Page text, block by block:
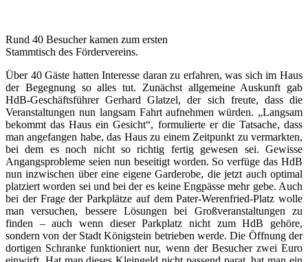
Rund 40 Besucher kamen zum ersten
Stammtisch des Fördervereins.
Über 40 Gäste hatten Interesse daran zu erfahren, was sich im Haus
der Begegnung so alles tut. Zunächst allgemeine Auskunft gab
HdB-Geschäftsführer Gerhard Glatzel, der sich freute, dass die
Veranstaltungen nun langsam Fahrt aufnehmen würden. „Langsam
bekommt das Haus ein Gesicht“, formulierte er die Tatsache, dass
man angefangen habe, das Haus zu einem Zeitpunkt zu vermarkten,
bei dem es noch nicht so richtig fertig gewesen sei. Gewisse
Angangsprobleme seien nun beseitigt worden. So verfüge das HdB
nun inzwischen über eine eigene Garderobe, die jetzt auch optimal
platziert worden sei und bei der es keine Engpässe mehr gebe. Auch
bei der Frage der Parkplätze auf dem Pater-Werenfried-Platz wolle
man versuchen, bessere Lösungen bei Großveranstaltungen zu
finden – auch wenn dieser Parkplatz nicht zum HdB gehöre,
sondern von der Stadt Königstein betrieben werde. Die Öffnung der
dortigen Schranke funktioniert nur, wenn der Besucher zwei Euro